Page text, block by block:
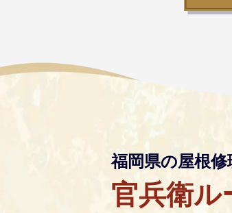
福岡県の屋根
官兵衛ル